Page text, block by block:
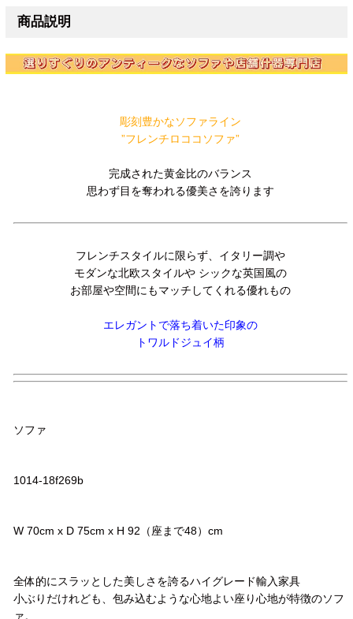
商品説明
彫刻豊かなソファライン
”フレンチロココソファ”
完成された黄金比のバランス
思わず目を奪われる優美さを誇ります
フレンチスタイルに限らず、イタリー調や
モダンな北欧スタイルや シックな英国風の
お部屋や空間にもマッチしてくれる優れもの
エレガントで落ち着いた印象の
トワルドジュイ柄
ソファ
1014-18f269b
W 70cm x D 75cm x H 92（座まで48）cm
全体的にスラッとした美しさを誇るハイグレード輸入家具
小ぶりだけれども、包み込むような心地よい座り心地が特徴のソフ
ァ。